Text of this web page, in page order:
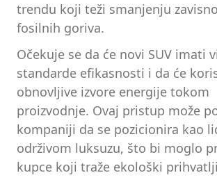
trendu koji teži smanjenju
fosilnih goriva.
Očekuje se da će novi SUV imati
standarde efikasnosti i da će
obnovljive izvore energije tokom
proizvodnje. Ovaj pristup može
kompaniji da se pozicionira kao
održivom luksuzu, što bi moglo
kupce koji traže ekološki